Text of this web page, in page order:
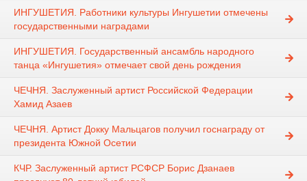
ИНГУШЕТИЯ. Работники культуры Ингушетии отмечены
государственными наградами
ИНГУШЕТИЯ. Государственный ансамбль народного
танца «Ингушетия» отмечает свой день рождения
ЧЕЧНЯ. Заслуженный артист Российской Федерации
Хамид Азаев
ЧЕЧНЯ. Артист Докку Мальцагов получил госнаграду от
президента Южной Осетии
КЧР. Заслуженный артист РСФСР Борис Дзанаев